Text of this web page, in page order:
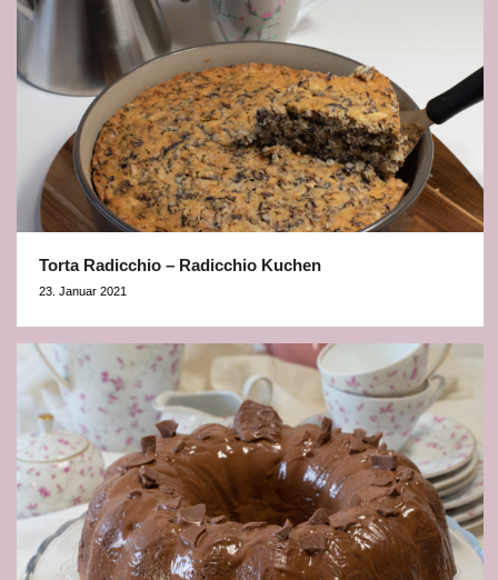
Torta Radicchio – Radicchio Kuchen
23. Januar 2021